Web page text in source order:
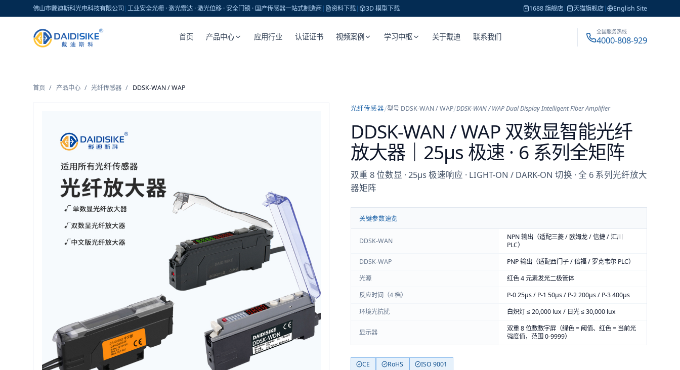
佛山市戴迪斯科光电科技有限公司 |工业安全光栅 · 激光雷达 · 激光位移 · 安全门锁 · 国产传感器一站式制造商| 资料下载| 3D 模型下载 1688 旗舰店| 天猫旗舰店| English Site
首页 产品中心 应用行业 认证证书 视频案例 学习中枢 关于戴迪 联系我们
全国服务热线
4000-808-929
首页 / 产品中心 / 光纤传感器 / DDSK-WAN / WAP
光纤传感器/型号 DDSK-WAN / WAP/DDSK-WAN / WAP Dual Display Intelligent Fiber Amplifier
DDSK-WAN / WAP 双数显智能光纤
放大器｜25μs 极速 · 6 系列全矩阵
双重 8 位数显 · 25μs 极速响应 · LIGHT-ON / DARK-ON 切换 · 全 6 系列光纤放大
器矩阵
关键参数速览
DDSK-WAN
NPN 输出（适配三菱 / 欧姆龙 / 信捷 / 汇川
PLC）
DDSK-WAP
PNP 输出（适配西门子 / 倍福 / 罗克韦尔 PLC）
光源
红色 4 元素发光二极管体
反应时间（4 档）
P-0 25μs / P-1 50μs / P-2 200μs / P-3 400μs
环境光抗扰
白炽灯 ≤ 20,000 lux / 日光 ≤ 30,000 lux
显示器
双重 8 位数数字屏（绿色 = 阈值、红色 = 当前光
强度值，范围 0-9999）
CE RoHS ISO 9001